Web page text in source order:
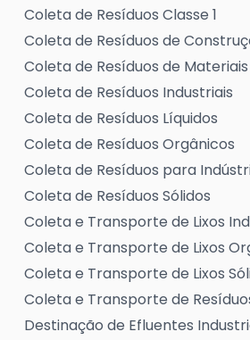
Coleta de Resíduos Classe 1
Coleta de Resíduos de
Coleta de Resíduos de
Coleta de Resíduos Industriais
Coleta de Resíduos Líquidos
Coleta de Resíduos Orgânicos
Coleta de Resíduos para
Coleta de Resíduos Sólidos
Coleta e Transporte de Lixos
Coleta e Transporte de Lixos
Coleta e Transporte de Lixos
Coleta e Transporte de
Destinação de Efluentes